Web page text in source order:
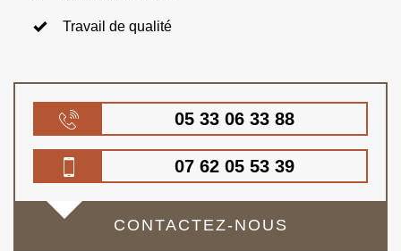
Travail de qualité
05 33 06 33 88
07 62 05 53 39
CONTACTEZ-NOUS